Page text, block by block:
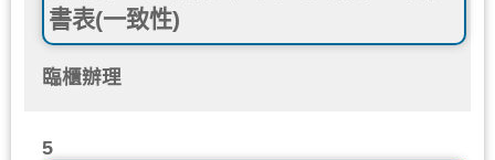
書表(一致性)
臨櫃辦理
5